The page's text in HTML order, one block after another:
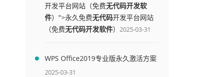
开发平台网站（免费无代码开发软
件）">永久免费无代码开发平台网站
（免费无代码开发软件） 2025-03-31
WPS Office2019专业版永久激活方案
(附终身授权序列号)
2025-03-31